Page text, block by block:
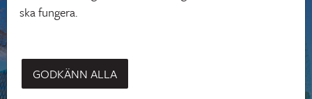
ska fungera.
GODKÄNN ALLA